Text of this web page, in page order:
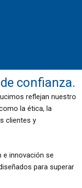
confianza.
reflejan nuestro
la ética, la
clientes y
e innovación se
para superar